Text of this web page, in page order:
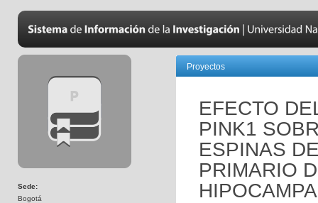
Sede:
Bogotá
Proyectos
EFECTO
PINK1
ESPINAS
PRIMARIO